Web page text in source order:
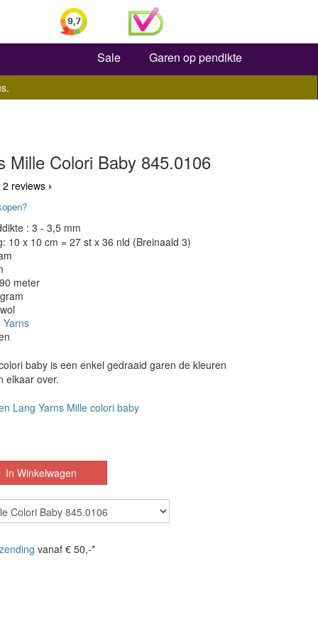
Zoeken
Sale Garen op pendikte
Mille Colori Baby 845.0106
2 reviews
: 3 - 3,5 mm
10 x 10 cm = 27 st x 36 nld (Breinaald 3)
meter
Yarns
baby is een enkel gedraaid garen de kleuren
elkaar over.
Lang Yarns Mille colori baby
vanaf € 50,-*